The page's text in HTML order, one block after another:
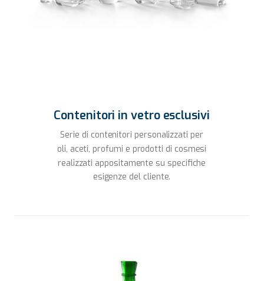
Contenitori in vetro esclusivi
Serie di contenitori personalizzati per
oli, aceti, profumi e prodotti di cosmesi
realizzati appositamente su specifiche
esigenze del cliente.